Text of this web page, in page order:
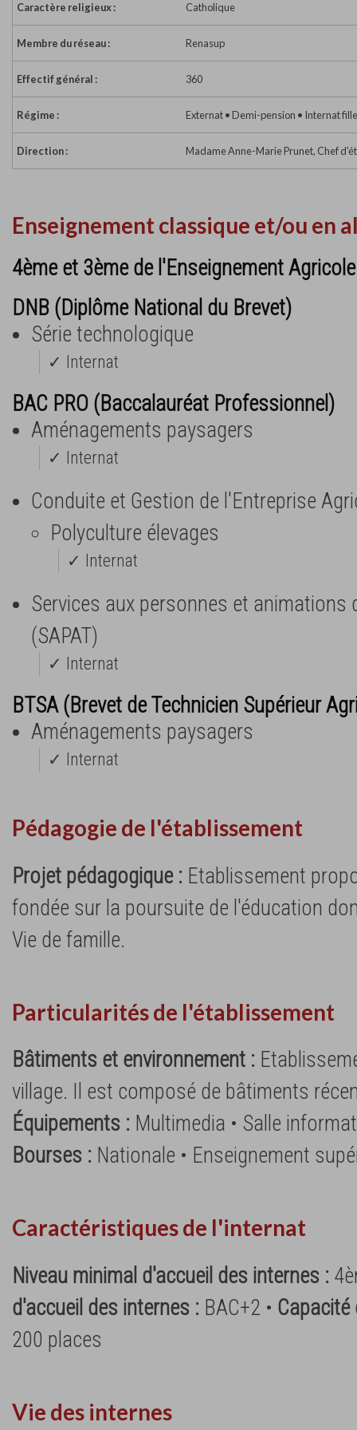
Caractère religieux : Catholique
Membre du réseau : Renasup
Effectif général : 360
Régime : Externat • Demi-pension • Internat
Direction : Madame Anne-Marie Prunet, Chef
Enseignement classique et/ou en
4ème et 3ème de l'Enseignement Agricole
DNB (Diplôme National du Brevet)
Série technologique
✓ Internat
BAC PRO (Baccalauréat Professionnel)
Aménagements paysagers
✓ Internat
Conduite et Gestion de l'Entreprise
Polyculture élevages
✓ Internat
Services aux personnes et animations
(SAPAT)
✓ Internat
BTSA (Brevet de Technicien Supérieur
Aménagements paysagers
✓ Internat
Pédagogie de l'établissement
Projet pédagogique : Etablissement
fondée sur la poursuite de l'éducation
Vie de famille.
Particularités de l'établissement
Bâtiments et environnement :
village. Il est composé de bâtiments
Équipements : Multimedia • Salle
Bourses : Nationale • Enseignement
Caractéristiques de l'internat
Niveau minimal d'accueil des internes :
d'accueil des internes : BAC+2 • Capacité
200 places
Vie des internes